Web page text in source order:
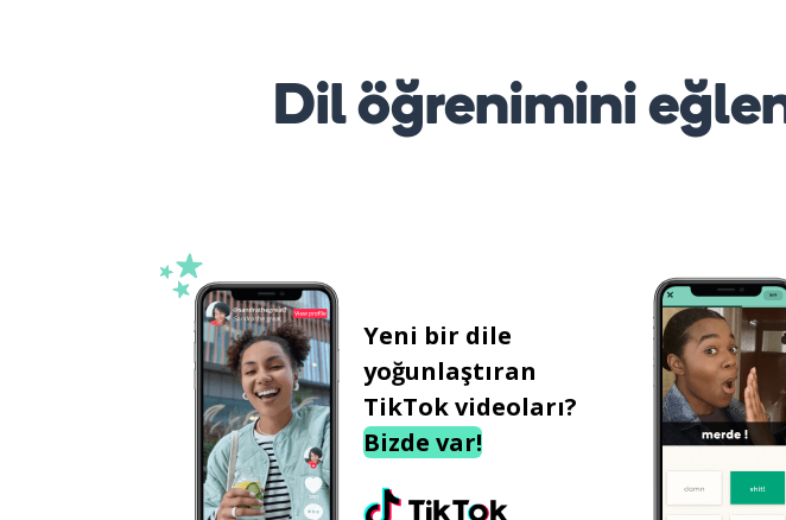
Dil öğrenimini
Yeni bir dile
yoğunlaştıran
TikTok videoları?
Bizde var!